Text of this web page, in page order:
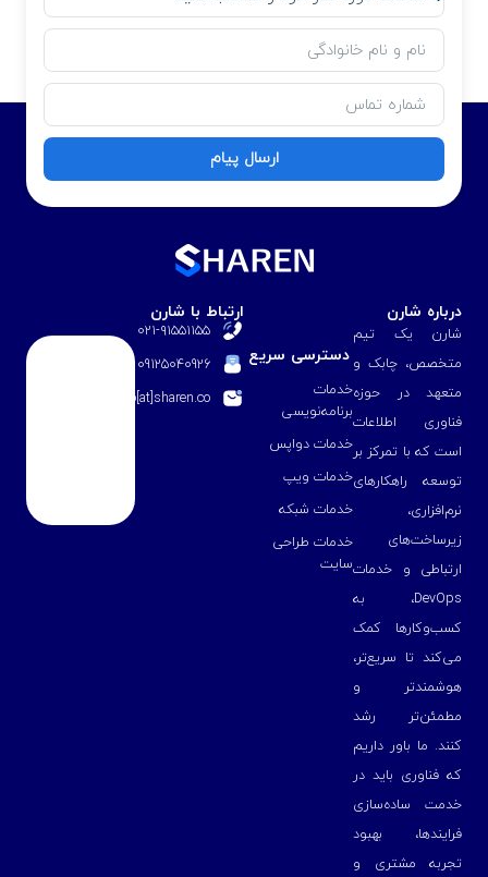
ارسال پیام
درباره شارن
شارن یک تیم
متخصص، چابک و
متعهد در حوزه
فناوری اطلاعات
است که با تمرکز بر
توسعه راهکارهای
نرم‌افزاری،
زیرساخت‌های
ارتباطی و خدمات
DevOps، به
کسب‌وکارها کمک
می‌کند تا سریع‌تر،
هوشمندتر و
مطمئن‌تر رشد
کنند. ما باور داریم
که فناوری باید در
خدمت ساده‌سازی
فرایندها، بهبود
تجربه مشتری و
دسترسی سریع
خدمات
برنامه‌نویسی
خدمات دواپس
خدمات ویپ
خدمات شبکه
خدمات طراحی
سایت
ارتباط با شارن
۰۲۱-۹۱۵۵۱۱۵۵
09125040926
info[at]sharen.co